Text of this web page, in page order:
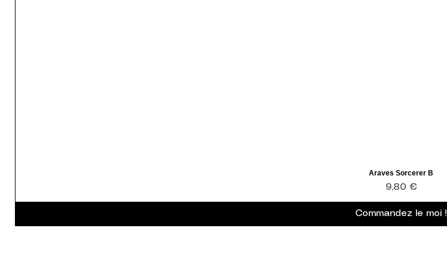
Aperçu rapide
Araves Sorcerer B
Prix
9,80 €
Commandez le moi !